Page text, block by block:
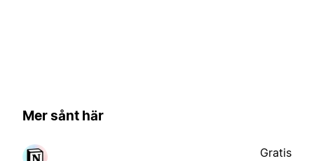
Mer sånt här
Gratis